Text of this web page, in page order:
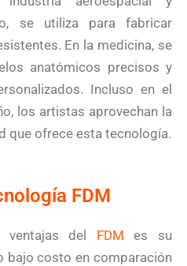
se utiliza para fabricar
En la medicina, se
anatómicos precisos y
Incluso en el
los artistas aprovechan la
que ofrece esta tecnología.
FDM
ventajas del FDM es su
bajo costo en comparación